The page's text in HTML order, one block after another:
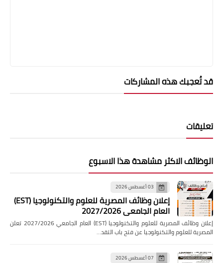
قد تُعجبك هذه المشاركات
تعليقات
الوظائف الاكثر مشاهدة هذا الاسبوع
03 أغسطس 2026
إعلان وظائف المصرية للعلوم والتكنولوجيا (EST)
العام الجامعي 2027/2026
إعلان وظائف المصرية للعلوم والتكنولوجيا (EST) العام الجامعي 2027/2026 تعلن
المصرية للعلوم والتكنولوجيا عن فتح باب التقد…
07 أغسطس 2026